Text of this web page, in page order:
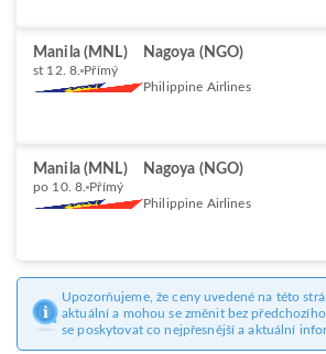
Manila (MNL) Nagoya (NGO)
st 12. 8. Přímý
Philippine Airlines
Manila (MNL) Nagoya (NGO)
po 10. 8. Přímý
Philippine Airlines
Upozorňujeme, že ceny uvedené na této
aktuální a mohou se změnit bez
se poskytovat co nejpřesnější a aktuální